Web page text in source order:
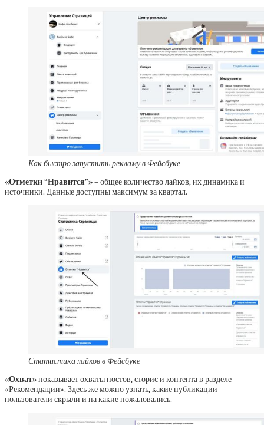
Как быстро запустить рекламу в Фейсбуке
«Отметки “Нравится”»– общее количество лайков, их динамика и
источники. Данные доступны максимум за квартал.
Статистика лайков в Фейсбуке
«Охват»показывает охваты постов, сторис и контента в разделе
«Рекомендации». Здесь же можно узнать, какие публикации
пользователи скрыли и на какие пожаловались.